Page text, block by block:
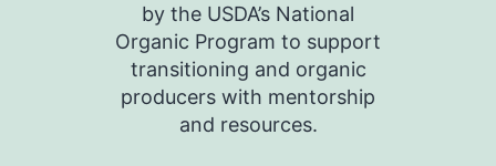
by the USDA’s National
Organic Program to support
transitioning and organic
producers with mentorship
and resources.